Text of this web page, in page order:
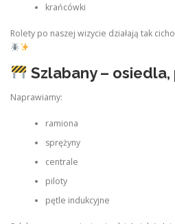
krańcówki
Rolety po naszej wizycie działają tak
Szlabany –
Naprawiamy:
ramiona
sprężyny
centrale
piloty
pętle indukcyjne